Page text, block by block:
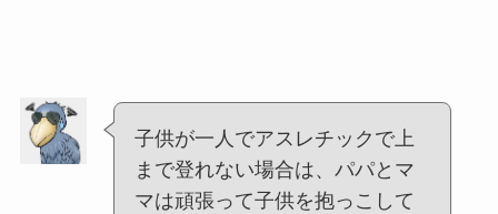
子供が一人でアスレチックで上
まで登れない場合は、パパとマ
マは頑張って子供を抱っこして